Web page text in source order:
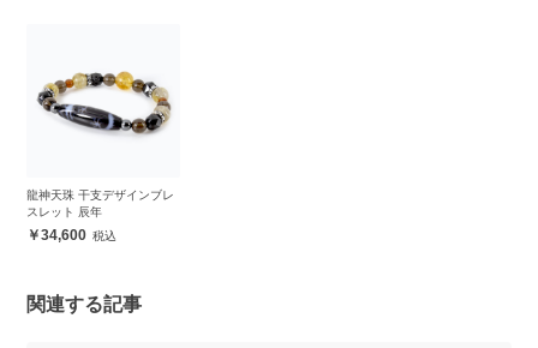
龍神天珠 干支デザインブレ
スレット 辰年
34,600
関連する記事